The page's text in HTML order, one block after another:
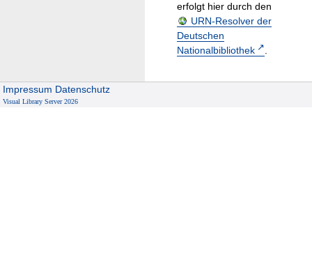
erfolgt hier durch den
URN-Resolver der
Deutschen
Nationalbibliothek
.
Impressum Datenschutz
Visual Library Server 2026